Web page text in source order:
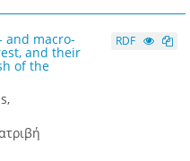
and macro-
and their
of the
RDF